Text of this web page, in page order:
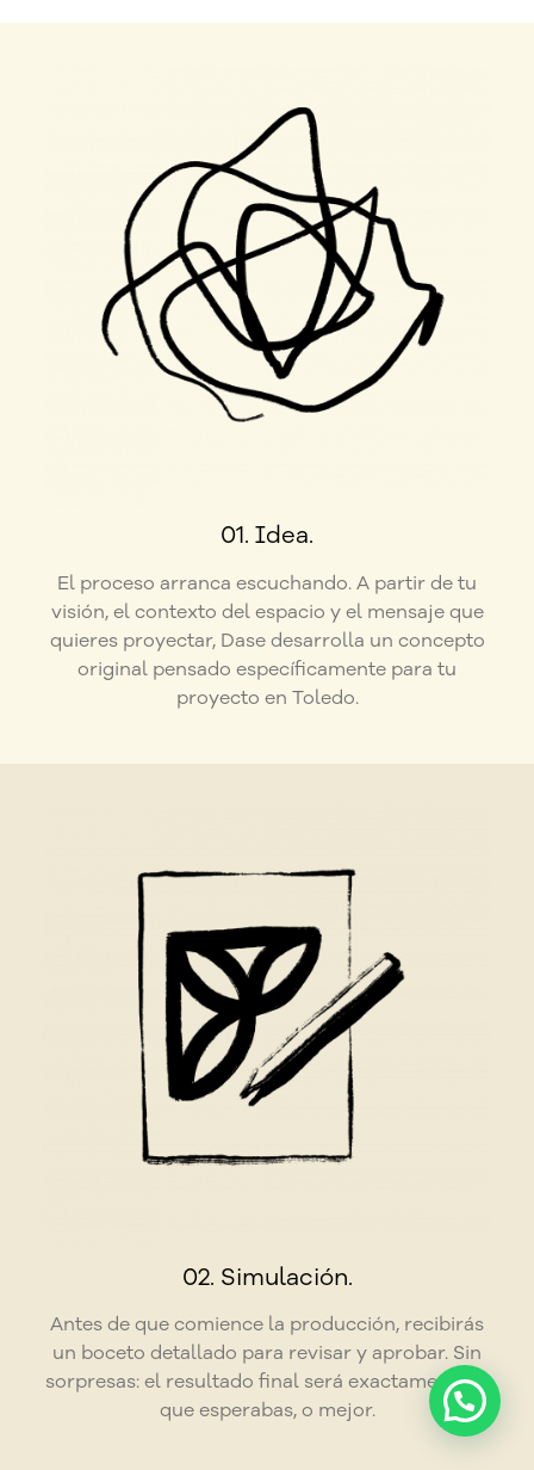
01. Idea.
El proceso arranca escuchando. A partir de tu
visión, el contexto del espacio y el mensaje que
quieres proyectar, Dase desarrolla un concepto
original pensado específicamente para tu
proyecto en Toledo.
02. Simulación.
Antes de que comience la producción, recibirás
un boceto detallado para revisar y aprobar. Sin
sorpresas: el resultado final será exactamente lo
que esperabas, o mejor.